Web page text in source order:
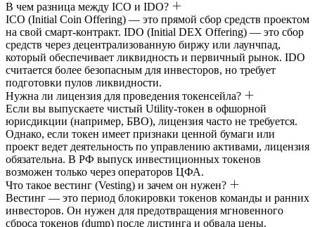
В чем разница между ICO и IDO?
ICO (Initial Coin Offering) — это прямой сбор средств проектом
на свой смарт-контракт. IDO (Initial DEX Offering) — это сбор
средств через децентрализованную биржу или лаунчпад,
который обеспечивает ликвидность и первичный рынок. IDO
считается более безопасным для инвесторов, но требует
подготовки пулов ликвидности.
Нужна ли лицензия для проведения токенсейла?
Если вы выпускаете чистый Utility-токен в офшорной
юрисдикции (например, БВО), лицензия часто не требуется.
Однако, если токен имеет признаки ценной бумаги или
проект ведет деятельность по управлению активами, лицензия
обязательна. В РФ выпуск инвестиционных токенов
возможен только через операторов ЦФА.
Что такое вестинг (Vesting) и зачем он нужен?
Вестинг — это период блокировки токенов команды и ранних
инвесторов. Он нужен для предотвращения мгновенного
сброса токенов (dump) после листинга и обвала цены.